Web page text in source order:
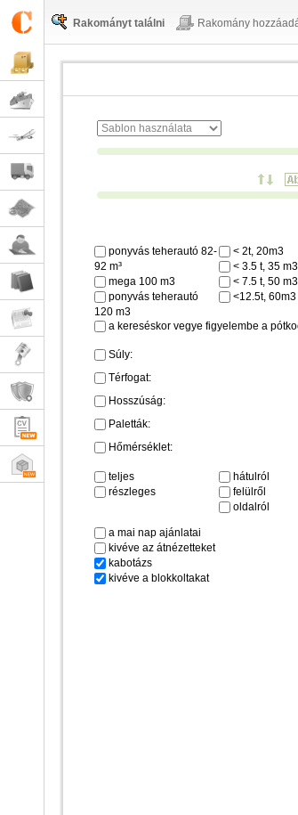
Rakományt találni Rakomány
ponyvás teherautó 82-
92 m³
mega 100 m3
ponyvás teherautó
120 m3
< 2t, 20m3
< 3.5 t, 35 m3
< 7.5 t, 50 m3
<12.5t, 60m3
a kereséskor vegye figyelembe a
Súly:
Térfogat:
Hosszúság:
Paletták:
Hőmérséklet:
teljes
részleges
hátulról
felülről
oldalról
a mai nap ajánlatai
kivéve az átnézetteket
kabotázs
kivéve a blokkoltakat